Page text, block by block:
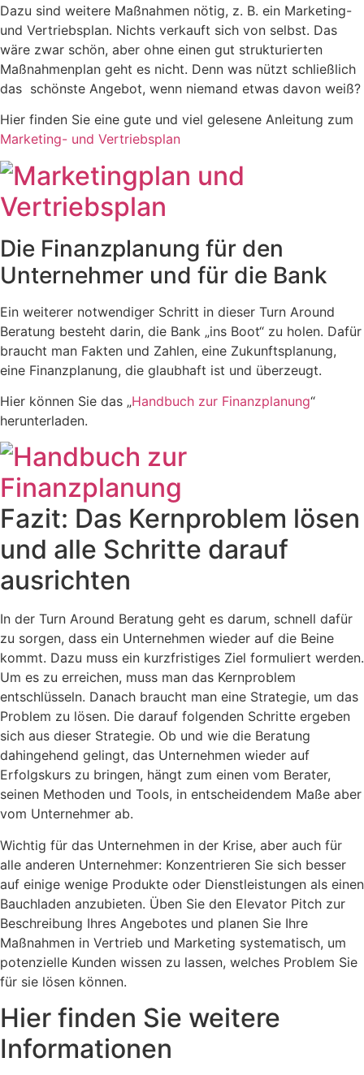
Dazu sind weitere Maßnahmen nötig, z. B. ein Marketing-
und Vertriebsplan. Nichts verkauft sich von selbst. Das
wäre zwar schön, aber ohne einen gut strukturierten
Maßnahmenplan geht es nicht. Denn was nützt schließlich
das schönste Angebot, wenn niemand etwas davon weiß?
Hier finden Sie eine gute und viel gelesene Anleitung zum
Marketing- und Vertriebsplan
Die Finanzplanung für den
Unternehmer und für die Bank
Ein weiterer notwendiger Schritt in dieser Turn Around
Beratung besteht darin, die Bank „ins Boot“ zu holen. Dafür
braucht man Fakten und Zahlen, eine Zukunftsplanung,
eine Finanzplanung, die glaubhaft ist und überzeugt.
Hier können Sie das „Handbuch zur Finanzplanung“
herunterladen.
Fazit: Das Kernproblem lösen
und alle Schritte darauf
ausrichten
In der Turn Around Beratung geht es darum, schnell dafür
zu sorgen, dass ein Unternehmen wieder auf die Beine
kommt. Dazu muss ein kurzfristiges Ziel formuliert werden.
Um es zu erreichen, muss man das Kernproblem
entschlüsseln. Danach braucht man eine Strategie, um das
Problem zu lösen. Die darauf folgenden Schritte ergeben
sich aus dieser Strategie. Ob und wie die Beratung
dahingehend gelingt, das Unternehmen wieder auf
Erfolgskurs zu bringen, hängt zum einen vom Berater,
seinen Methoden und Tools, in entscheidendem Maße aber
vom Unternehmer ab.
Wichtig für das Unternehmen in der Krise, aber auch für
alle anderen Unternehmer: Konzentrieren Sie sich besser
auf einige wenige Produkte oder Dienstleistungen als einen
Bauchladen anzubieten. Üben Sie den Elevator Pitch zur
Beschreibung Ihres Angebotes und planen Sie Ihre
Maßnahmen in Vertrieb und Marketing systematisch, um
potenzielle Kunden wissen zu lassen, welches Problem Sie
für sie lösen können.
Hier finden Sie weitere
Informationen